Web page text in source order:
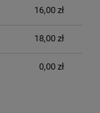
16,00 zł
18,00 zł
0,00 zł